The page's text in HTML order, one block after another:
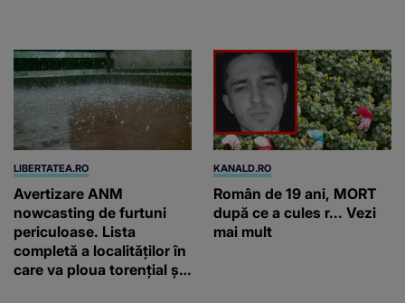
LIBERTATEA.RO
Avertizare ANM
nowcasting de furtuni
periculoase. Lista
completă a localităților în
care va ploua torențial și
KANALD.RO
Român de 19 ani, MORT
după ce a cules r... Vezi
mai mult